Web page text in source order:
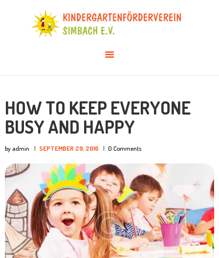
AKTUELLES
ÜBER UNS
INFOS & DOWNLOADS
MITGLIED WERDEN
HOW TO KEEP EVERYONE
BUSY AND HAPPY
by admin SEPTEMBER 29, 2016 0 Comments